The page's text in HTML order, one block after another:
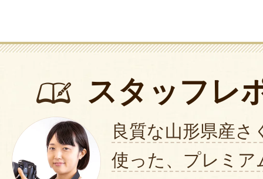
スタッフレ
良質な山形県産さ
使った、プレミア